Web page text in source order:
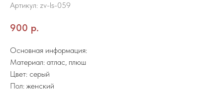
Артикул: zv-ls-059
900 р.
Основная информация:
Материал: атлас, плюш
Цвет: серый
Пол: женский